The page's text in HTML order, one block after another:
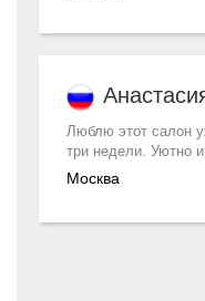
Люблю этот салон
три недели. Уютно
Москва